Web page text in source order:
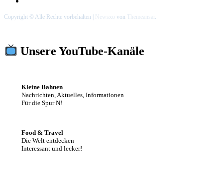
Copyright © Alle Rechte vorbehalten Newsxo von Themeansar.
Unsere YouTube-Kanäle
Kleine Bahnen
Nachrichten, Aktuelles, Informationen
Für die Spur N!
Food & Travel
Die Welt entdecken
Interessant und lecker!